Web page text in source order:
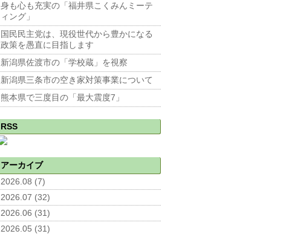
身も心も充実の「福井県こくみんミーテ
ィング」
国民民主党は、現役世代から豊かになる
政策を愚直に目指します
新潟県佐渡市の「学校蔵」を視察
新潟県三条市の空き家対策事業について
熊本県で三度目の「最大震度7」
RSS
アーカイブ
2026.08 (7)
2026.07 (32)
2026.06 (31)
2026.05 (31)